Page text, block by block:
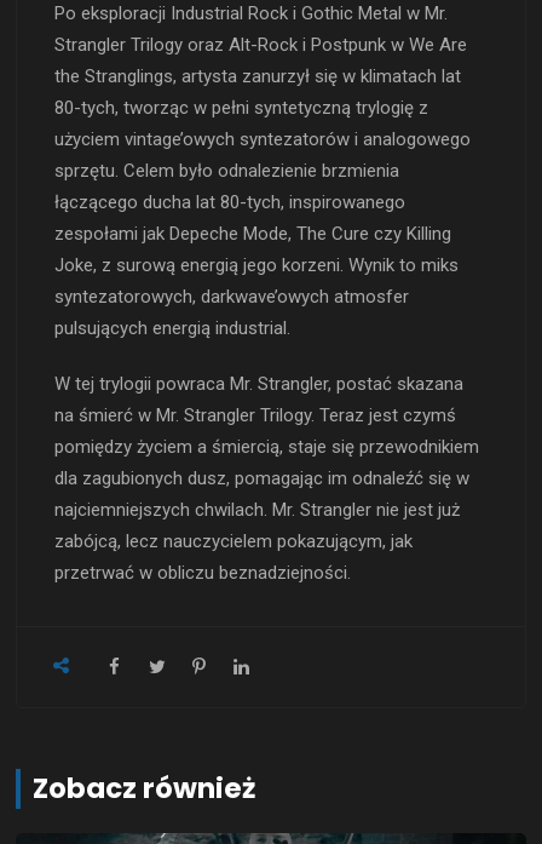
Po eksploracji Industrial Rock i Gothic Metal w Mr.
Strangler Trilogy oraz Alt-Rock i Postpunk w We Are
the Stranglings, artysta zanurzył się w klimatach lat
80-tych, tworząc w pełni syntetyczną trylogię z
użyciem vintage’owych syntezatorów i analogowego
sprzętu. Celem było odnalezienie brzmienia
łączącego ducha lat 80-tych, inspirowanego
zespołami jak Depeche Mode, The Cure czy Killing
Joke, z surową energią jego korzeni. Wynik to miks
syntezatorowych, darkwave’owych atmosfer
pulsujących energią industrial.
W tej trylogii powraca Mr. Strangler, postać skazana
na śmierć w Mr. Strangler Trilogy. Teraz jest czymś
pomiędzy życiem a śmiercią, staje się przewodnikiem
dla zagubionych dusz, pomagając im odnaleźć się w
najciemniejszych chwilach. Mr. Strangler nie jest już
zabójcą, lecz nauczycielem pokazującym, jak
przetrwać w obliczu beznadziejności.
Zobacz również